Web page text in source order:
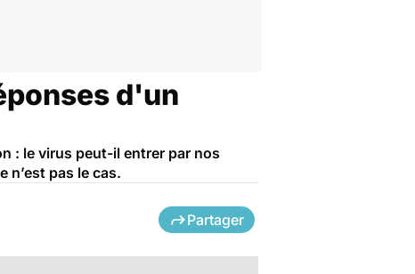
d'un
: le virus peut-il entrer par nos
n’est pas le cas.
Partager